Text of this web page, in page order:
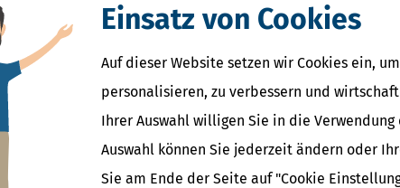
Einsatz von Cookies
Auf dieser Website setzen wir Cookies ein,
personalisieren, zu verbessern und
Ihrer Auswahl willigen Sie in die
Auswahl können Sie jederzeit ändern oder
Sie am Ende der Seite auf "Cookie